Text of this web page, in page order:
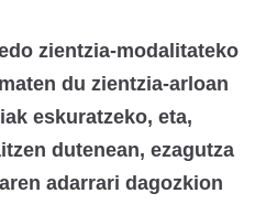
zientzia-modalitateko
du zientzia-arloan
eskuratzeko, eta,
dutenean, ezagutza
adarrari dagozkion